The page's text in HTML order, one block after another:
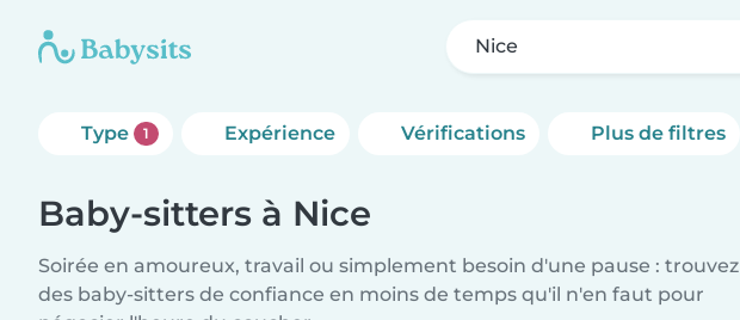
Nice
Type 1 Expérience Vérifications Plus de filtres
Baby-sitters à Nice
Soirée en amoureux, travail ou simplement besoin d'une pause : trouvez
des baby-sitters de confiance en moins de temps qu'il n'en faut pour